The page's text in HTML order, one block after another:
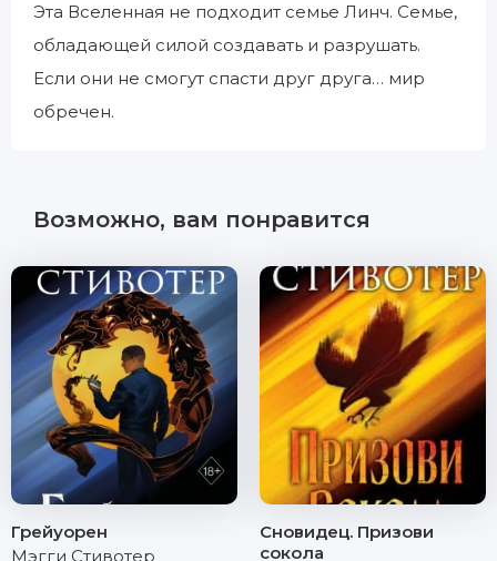
Эта Вселенная не подходит семье Линч. Семье,
обладающей силой создавать и разрушать.
Если они не смогут спасти друг друга… мир
обречен.
Возможно, вам понравится
Грейуорен
Мэгги Стивотер
Сновидец. Призови
сокола